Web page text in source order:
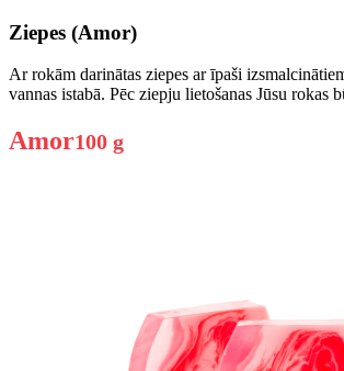
Ziepes (Amor)
Ar rokām darinātas ziepes ar īpaši
vannas istabā. Pēc ziepju lietošanas Jūsu rokas
Amor100 g